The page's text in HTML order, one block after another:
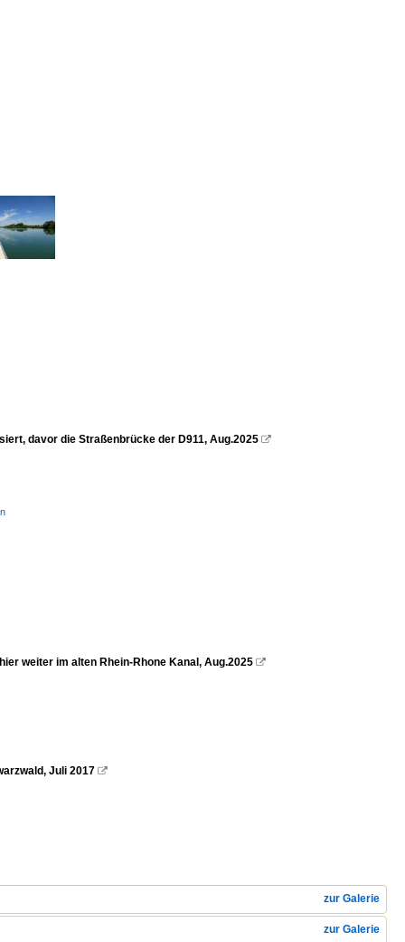
davor die Straßenbrücke der D911, Aug.2025 
weiter im alten Rhein-Rhone Kanal, Aug.2025 
Juli 2017 
zur Galerie
zur Galerie